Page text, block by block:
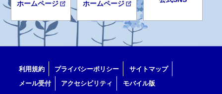
ホームページ
ホームページ
利用規約 プライバシーポリシー
サイトマップ
メール受付
アクセシビリティ モバイル版